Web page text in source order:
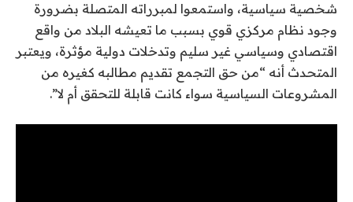
شخصية سياسية، واستمعوا لمبرراته المتصلة بضرورة
وجود نظام مركزي قوي بسبب ما تعيشه البلاد من واقع
اقتصادي وسياسي غير سليم وتدخلات دولية مؤثرة، ويعتبر
المتحدث أنه “من حق التجمع تقديم مطالبه كغيره من
المشروعات السياسية سواء كانت قابلة للتحقق أم لا”.